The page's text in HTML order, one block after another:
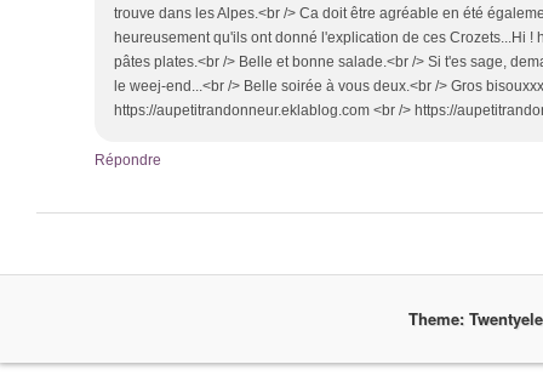
trouve dans les Alpes.<br /> Ca doit être agréable en été
heureusement qu'ils ont donné l'explication de ces Crozets...Hi !
pâtes plates.<br /> Belle et bonne salade.<br /> Si t'es sage,
le weej-end...<br /> Belle soirée à vous deux.<br /> Gros
https://aupetitrandonneur.eklablog.com <br /> https://
Répondre
Theme: